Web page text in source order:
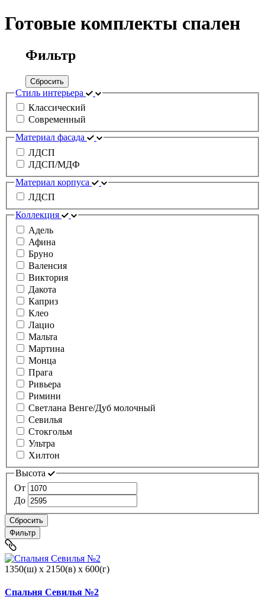
Готовые комплекты спален
Фильтр
Сбросить
Стиль интерьера
Классический
Современный
Материал фасада
ЛДСП
ЛДСП/МДФ
Материал корпуса
ЛДСП
Коллекция
Адель
Афина
Бруно
Валенсия
Виктория
Дакота
Каприз
Клео
Лацио
Мальта
Мартина
Монца
Прага
Ривьера
Римини
Светлана Венге/Дуб молочный
Севилья
Стокгольм
Ультра
Хилтон
Высота
От
До
Сбросить
Фильтр
1350(ш) x 2150(в) x 600(г)
Спальня Севилья №2